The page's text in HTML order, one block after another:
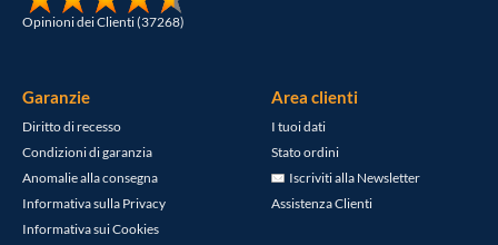
Opinioni dei Clienti (37268)
Garanzie
Diritto di recesso
Condizioni di garanzia
Anomalie alla consegna
Informativa sulla Privacy
Informativa sui Cookies
Area clienti
I tuoi dati
Stato ordini
Iscriviti alla Newsletter
Assistenza Clienti